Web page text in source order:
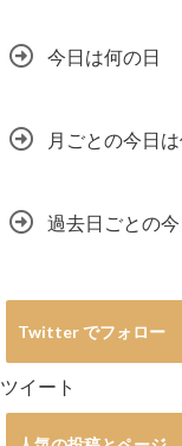
今日は何の日
月ごとの今日
過去日ごとの
Twitter でフォロー
ツイート